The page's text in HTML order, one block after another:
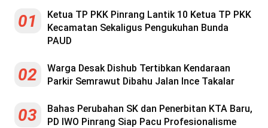
01
Ketua TP PKK Pinrang Lantik 10 Ketua TP PKK
Kecamatan Sekaligus Pengukuhan Bunda
PAUD
02
Warga Desak Dishub Tertibkan Kendaraan
Parkir Semrawut Dibahu Jalan Ince Takalar
03
Bahas Perubahan SK dan Penerbitan KTA Baru,
PD IWO Pinrang Siap Pacu Profesionalisme